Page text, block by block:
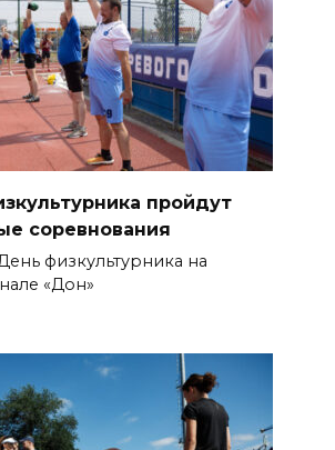
пройдут
соревнования
физкультурника на
«Дон»